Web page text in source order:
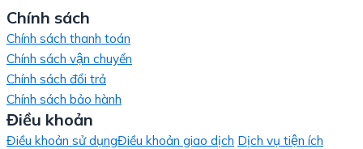
Chính sách
Chính sách thanh toán
Chính sách vận chuyển
Chính sách đổi trả
Chính sách bảo hành
Điều khoản
Điều khoản sử dụngĐiều khoản giao dịch Dịch vụ tiện ích